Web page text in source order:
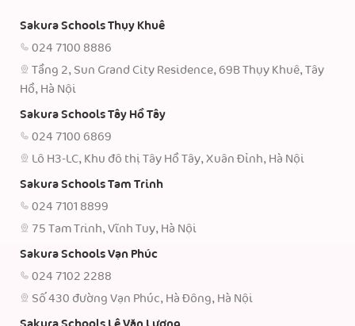
Sakura Schools Thụy Khuê
024 7100 8886
Tầng 2, Sun Grand City Residence, 69B Thụy Khuê, Tây
Hồ, Hà Nội
Sakura Schools Tây Hồ Tây
024 7100 6869
Lô H3-LC, Khu đô thị Tây Hồ Tây, Xuân Đỉnh, Hà Nội
Sakura Schools Tam Trinh
024 7101 8899
75 Tam Trinh, Vĩnh Tuy, Hà Nội
Sakura Schools Vạn Phúc
024 7102 2288
Số 430 đường Vạn Phúc, Hà Đông, Hà Nội